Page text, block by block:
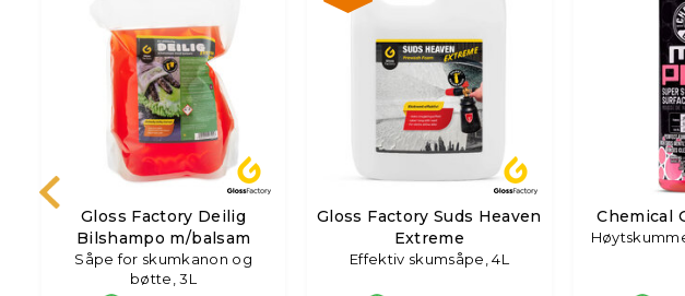
Gloss Factory Deilig
Bilshampo m/balsam
Såpe for skumkanon og
bøtte, 3L
Gloss Factory Suds Heaven
Extreme
Effektiv skumsåpe, 4L
Chemical